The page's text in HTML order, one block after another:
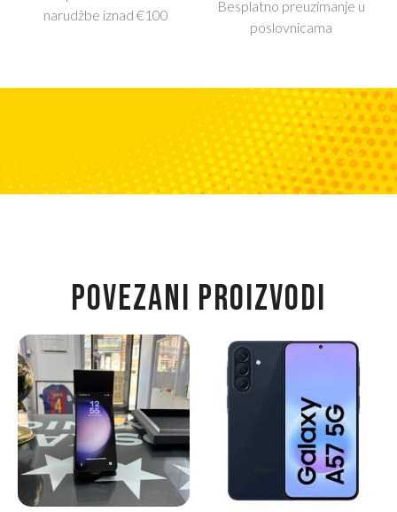
narudžbe iznad €100
Besplatno preuzimanje u
poslovnicama
POVEZANI PROIZVODI